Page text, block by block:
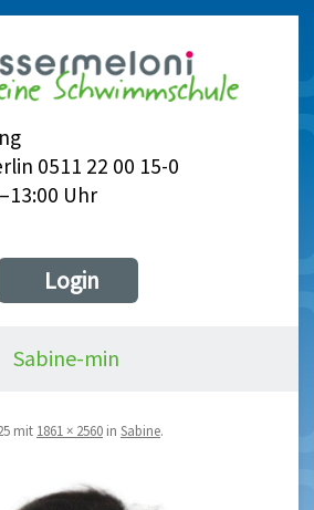
0511 22 00 15-0
Uhr
Login
Sabine-min
mit 1861 × 2560 in Sabine.